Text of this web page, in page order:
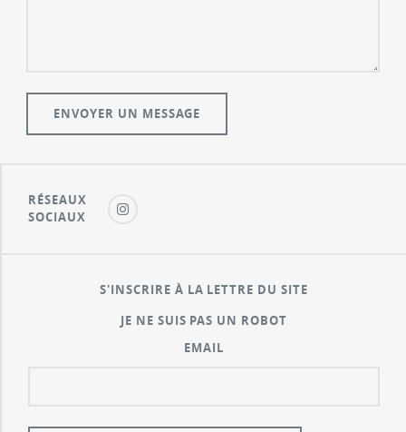
RÉSEAUX
SOCIAUX
S'INSCRIRE À LA LETTRE DU SITE
JE NE SUIS PAS UN ROBOT
EMAIL